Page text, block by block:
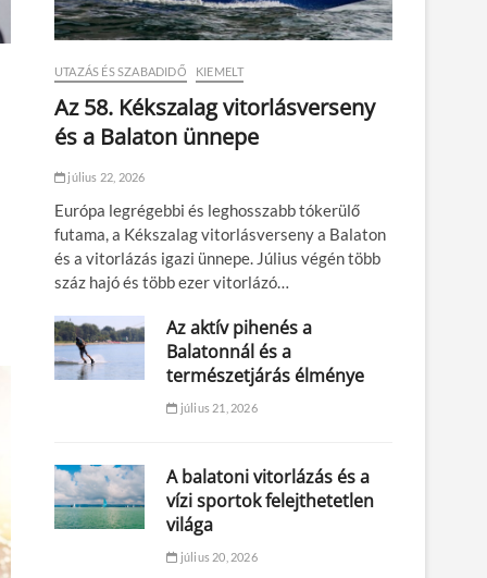
UTAZÁS ÉS SZABADIDŐ KIEMELT
Az 58. Kékszalag vitorlásverseny
és a Balaton ünnepe
július 22, 2026
Európa legrégebbi és leghosszabb tókerülő
futama, a Kékszalag vitorlásverseny a Balaton
és a vitorlázás igazi ünnepe. Július végén több
száz hajó és több ezer vitorlázó…
Az aktív pihenés a
Balatonnál és a
természetjárás élménye
július 21, 2026
A balatoni vitorlázás és a
vízi sportok felejthetetlen
világa
július 20, 2026